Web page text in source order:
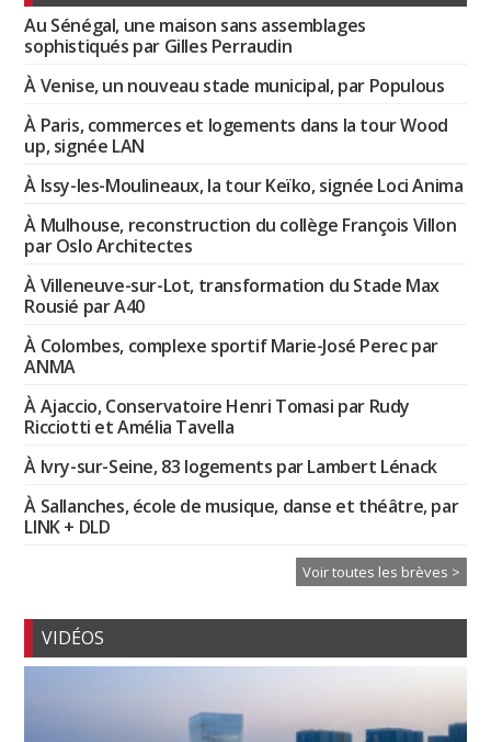
Au Sénégal, une maison sans assemblages
sophistiqués par Gilles Perraudin
À Venise, un nouveau stade municipal, par Populous
À Paris, commerces et logements dans la tour Wood
up, signée LAN
À Issy-les-Moulineaux, la tour Keïko, signée Loci Anima
À Mulhouse, reconstruction du collège François Villon
par Oslo Architectes
À Villeneuve-sur-Lot, transformation du Stade Max
Rousié par A40
À Colombes, complexe sportif Marie-José Perec par
ANMA
À Ajaccio, Conservatoire Henri Tomasi par Rudy
Ricciotti et Amélia Tavella
À Ivry-sur-Seine, 83 logements par Lambert Lénack
À Sallanches, école de musique, danse et théâtre, par
LINK + DLD
Voir toutes les brèves >
VIDÉOS